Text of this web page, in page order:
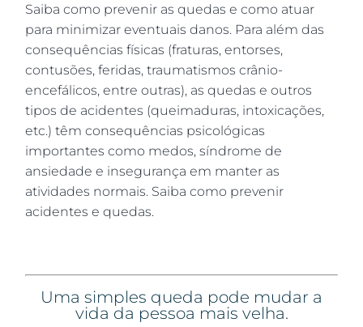
Saiba como prevenir as quedas e como atuar
para minimizar eventuais danos. Para além das
consequências físicas (fraturas, entorses,
contusões, feridas, traumatismos crânio-
encefálicos, entre outras), as quedas e outros
tipos de acidentes (queimaduras, intoxicações,
etc.) têm consequências psicológicas
importantes como medos, síndrome de
ansiedade e insegurança em manter as
atividades normais. Saiba como prevenir
acidentes e quedas.
Uma simples queda pode mudar a
vida da pessoa mais velha.